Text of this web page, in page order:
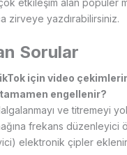
zirveye yazdırabilirsiniz.
Sorular
için video
engellenir?
ve titremeyi
frekans düzenleyici
elektronik çipler